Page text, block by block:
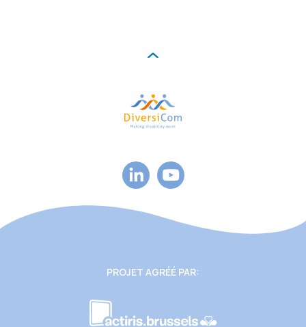
PROJET AGRÉÉ PAR: